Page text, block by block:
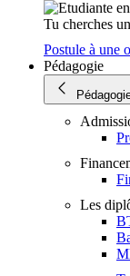
Tu cherches
Postule à une
Pédagogie
Les